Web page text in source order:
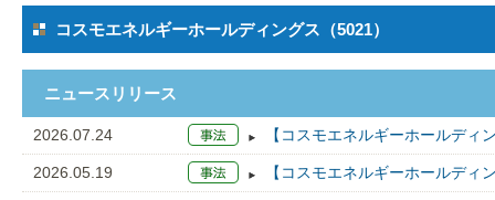
コスモエネルギーホールディングス（5021）
ニュースリリース
2026.07.24 【コスモエネルギーホールディ
2026.05.19 【コスモエネルギーホールディ